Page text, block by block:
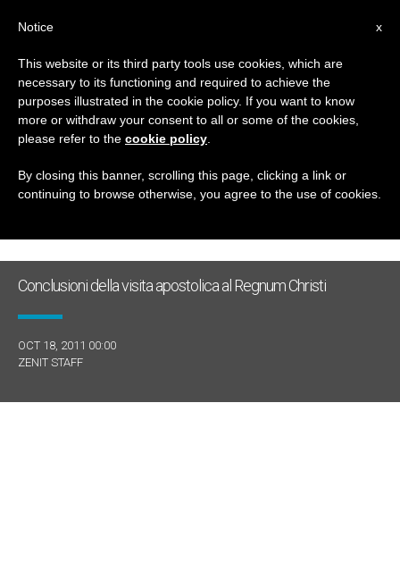
GIORNO
Ottobre 18th, 2011
ULTIME NOTIZIE
Conclusioni della visita apostolica al Regnum Christi
OCT 18, 2011 00:00
ZENIT STAFF
x
Notice
This website or its third party tools use cookies, which are
necessary to its functioning and required to achieve the
purposes illustrated in the cookie policy. If you want to know
more or withdraw your consent to all or some of the cookies,
please refer to the cookie policy
By closing this banner, scrolling this page, clicking a link or
continuing to browse otherwise, you agree to the use of cookies.